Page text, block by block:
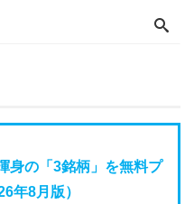
身の「3銘柄」を無料プ
年8月版）